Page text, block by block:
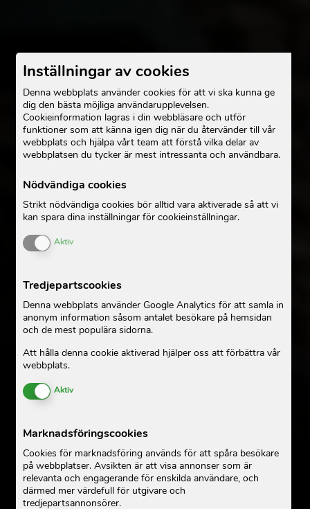
Inställningar av cookies
Denna webbplats använder cookies för att vi ska kunna ge
dig den bästa möjliga användarupplevelsen.
Cookieinformation lagras i din webbläsare och utför
funktioner som att känna igen dig när du återvänder till vår
webbplats och hjälpa vårt team att förstå vilka delar av
webbplatsen du tycker är mest intressanta och användbara.
Nödvändiga cookies
Strikt nödvändiga cookies bör alltid vara aktiverade så att vi
kan spara dina inställningar för cookieinställningar.
Enable or Disable Cookies
Aktiv
Tredjepartscookies
Denna webbplats använder Google Analytics för att samla in
anonym information såsom antalet besökare på hemsidan
och de mest populära sidorna.
Att hålla denna cookie aktiverad hjälper oss att förbättra vår
webbplats.
Enable or Disable Cookies
Aktiv
Marknadsföringscookies
Cookies för marknadsföring används för att spåra besökare
på webbplatser. Avsikten är att visa annonser som är
relevanta och engagerande för enskilda användare, och
därmed mer värdefull för utgivare och
tredjepartsannonsörer.